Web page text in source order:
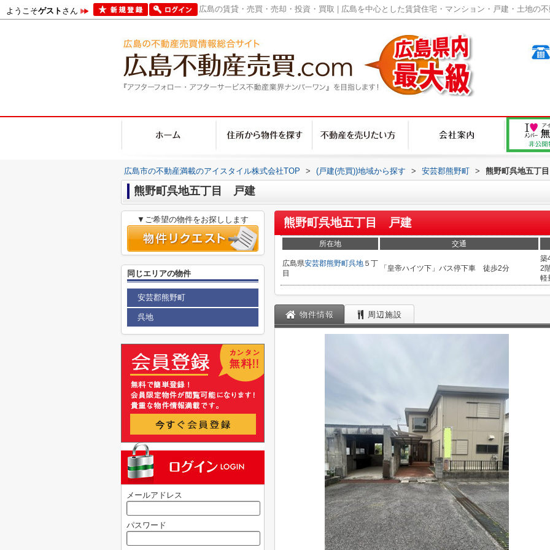
ようこそゲストさん 広島の賃貸・売買・売却・投資・買取 | 広島を中心とした賃貸住宅・マンション・戸建・土地の
広島市の不動産満載のアイスタイル株式会社TOP > (戸建(売買))地域から探す > 安芸郡熊野町 > 熊野町呉地五丁
熊野町呉地五丁目 戸建
熊野町呉地五丁目 戸建
所在地 交通
広島県安芸郡熊野町呉地 ５丁
目
「皇帝ハイツ下」バス停下車 徒歩2分
築
2
軽
物件情報 周辺施設
▼ご希望の物件をお探しします
同じエリアの物件
安芸郡熊野町
呉地
メールアドレス
パスワード